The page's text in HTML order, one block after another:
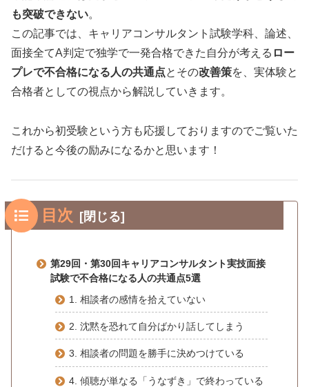
も突破できない。
この記事では、キャリアコンサルタント試験学科、論述、
面接全てA判定で独学で一発合格できた自分が考える ロー
プレで不合格になる人の共通点とその改善策を、実体験と
合格者としての視点から解説していきます。
これから初受験という方も応援しておりますのでご覧いた
だけると今後の励みになるかと思います！
目次
第29回・第30回キャリアコンサルタント実技面接
試験で不合格になる人の共通点5選
1. 相談者の感情を拾えていない
2. 沈黙を恐れて自分ばかり話してしまう
3. 相談者の問題を勝手に決めつけている
4. 傾聴が単なる「うなずき」で終わっている